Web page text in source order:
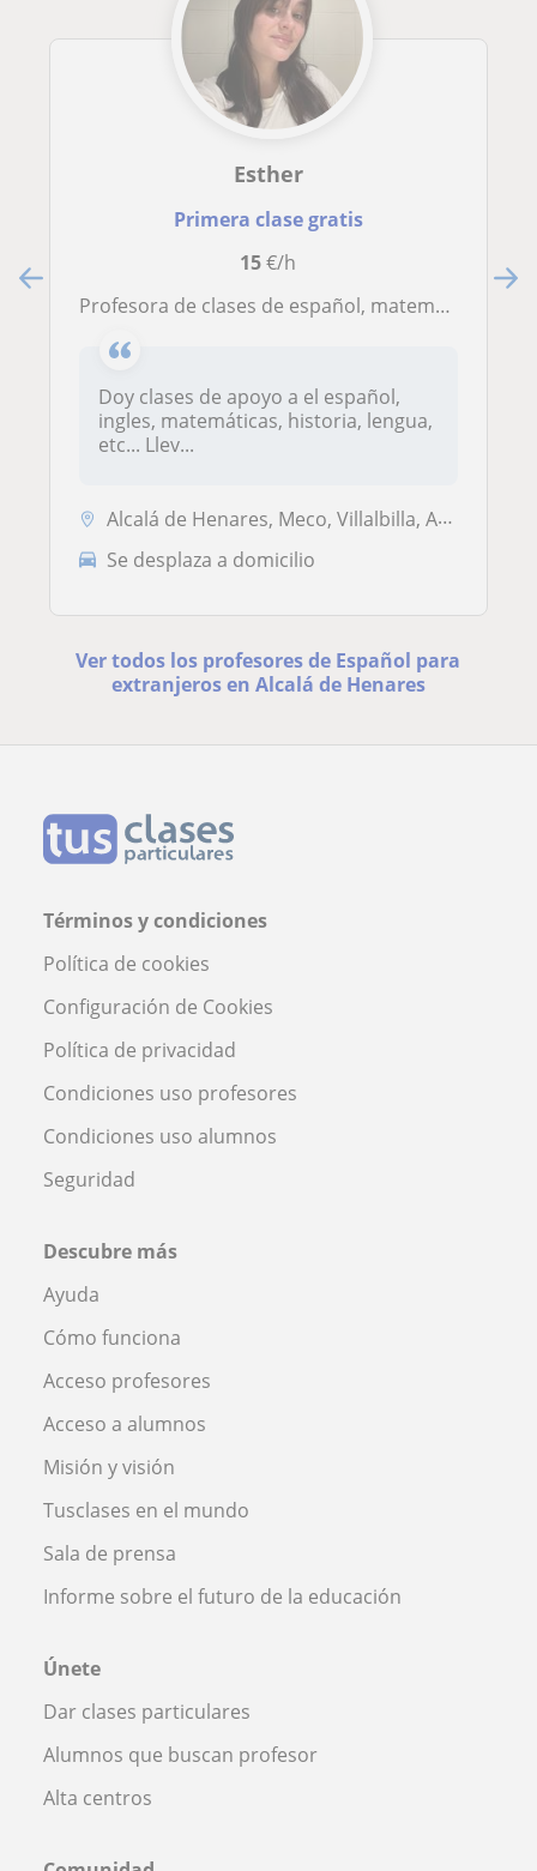
Esther
Primera clase gratis
15€/h
Profesora de clases de español, matemáticas, ingles y lengua desde hace mas de 4 años. Dispongo a dar clases online y presencial.
Doy clases de apoyo a el español,
ingles, matemáticas, historia, lengua,
etc... Llev...
Alcalá de Henares, Meco, Villalbilla, Azuqueca de Henares, Daganzo de ...
Se desplaza a domicilio
Ver todos los profesores de Español para
extranjeros en Alcalá de Henares
Términos y condiciones
Política de cookies
Configuración de Cookies
Política de privacidad
Condiciones uso profesores
Condiciones uso alumnos
Seguridad
Descubre más
Ayuda
Cómo funciona
Acceso profesores
Acceso a alumnos
Misión y visión
Tusclases en el mundo
Sala de prensa
Informe sobre el futuro de la educación
Únete
Dar clases particulares
Alumnos que buscan profesor
Alta centros